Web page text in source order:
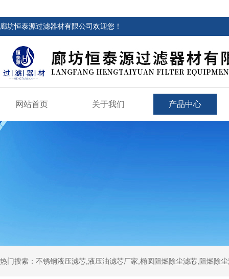
廊坊恒泰源过滤器材有限公司欢迎您！
网站首页 关于我们 产品中心
热门搜索：不锈钢液压滤芯,液压油滤芯厂家,椭圆阻燃除尘滤芯,阻燃除